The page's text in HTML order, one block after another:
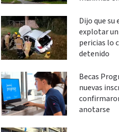
Dijo que su
explotar
pericias lo
detenido
Becas
nuevas
anotarse